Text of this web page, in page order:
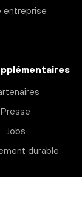
entreprise
Presse
Jobs
durable